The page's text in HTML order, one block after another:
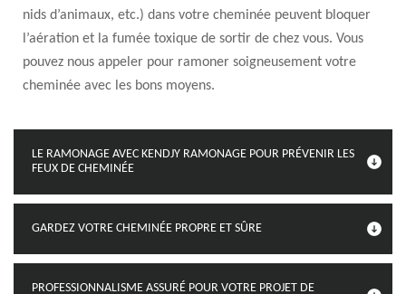
nids d’animaux, etc.) dans votre cheminée peuvent bloquer
l’aération et la fumée toxique de sortir de chez vous. Vous
pouvez nous appeler pour ramoner soigneusement votre
cheminée avec les bons moyens.
LE RAMONAGE AVEC KENDJY RAMONAGE POUR PRÉVENIR LES
FEUX DE CHEMINÉE
GARDEZ VOTRE CHEMINÉE PROPRE ET SÛRE
PROFESSIONNALISME ASSURÉ POUR VOTRE PROJET DE